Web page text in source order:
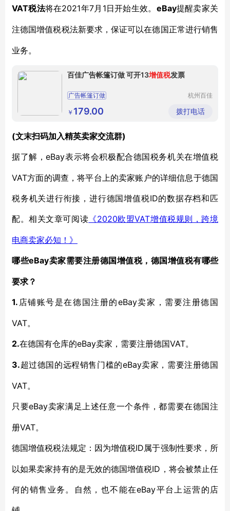
VAT税法将在2021年7月1日开始生效。 eBay提醒卖家关
注德国增值税税法新要求，保证可以在德国正常进行销售
业务。
百佳广告帐篷订做 可开13增值税发票
广告帐篷订做
杭州百佳
限公司
￥ 179.00 拨打电话
(文末扫码加入精英卖家交流群)
据了解，eBay表示将会积极配合德国税务机关在增值税
VAT方面的调查，将平台上的卖家账户的详细信息于德国
税务机关进行衔接，进行德国增值税ID的数据存档和匹
配。相关文章可阅读 《2020欧盟VAT增值税规则，跨境
电商卖家必知！》
哪些eBay卖家需要注册德国增值税，德国增值税有哪些
要求？
1. 店铺账号是在德国注册的eBay卖家，需要注册德国
VAT。
2.在德国有仓库的eBay卖家，需要注册德国VAT。
3.超过德国的远程销售门槛的eBay卖家，需要注册德国
VAT。
只要eBay卖家满足上述任意一个条件，都需要在德国注
册VAT。
德国增值税税法规定：因为增值税ID属于强制性要求，所
以如果卖家持有的是无效的德国增值税ID，将会被禁止任
何的销售业务。自然，也不能在eBay平台上运营的店